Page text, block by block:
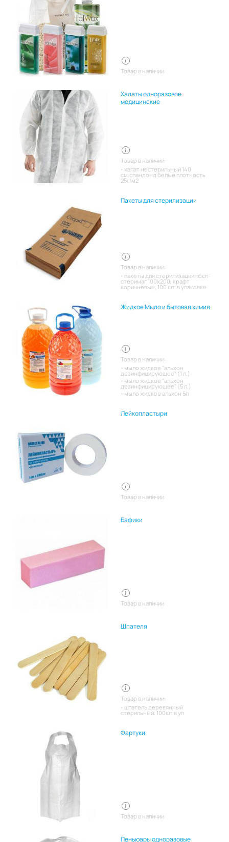
Товар в наличии
Халаты одноразовое
медицинские
Товар в наличии:
халат нестерильный 140
см,спандонд белые плотность
25г/м2
Пакеты для стерилизации
Товар в наличии:
пакеты для стерилизации пбсп-
стеримаг 100х200, крафт
коричневые, 100 шт. в упаковке
Жидкое Мыло и бытовая химия
Товар в наличии:
мыло жидкое "альхон
дезинфицирующее" (1 л.)
мыло жидкое "альхон
дезинфицирующее" (5 л.)
мыло жидкое альхон 5л
Лейкопластыри
Товар в наличии
Бафики
Товар в наличии
Шпателя
Товар в наличии:
шпатель деревянный
стерильный. 100шт в уп
Фартуки
Товар в наличии
Пеньюары одноразовые